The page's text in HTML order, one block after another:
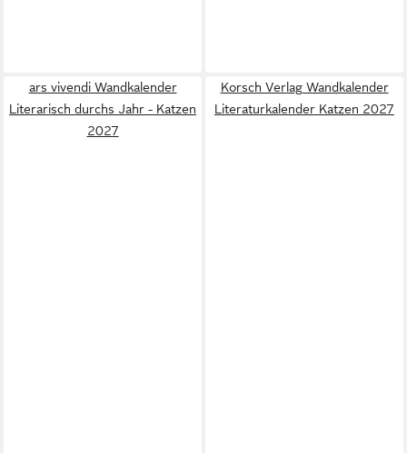
ars vivendi Wandkalender
Literarisch durchs Jahr - Katzen
2027
Korsch Verlag Wandkalender
Literaturkalender Katzen 2027